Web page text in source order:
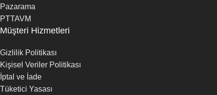
Pazarama
PTTAVM
Müşteri Hizmetleri
Gizlilik Politikası
Kişisel Veriler Politikası
İptal ve İade
Tüketici Yasası